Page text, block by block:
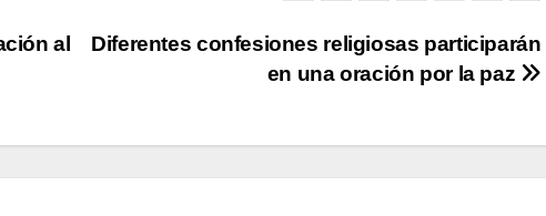
Diferentes confesiones religiosas participarán
en una oración por la paz
al